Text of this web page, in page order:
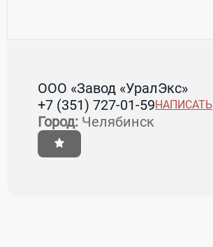
ООО «Завод «УралЭкс»
+7 (351) 727-01-59НАПИСАТЬ
Город: Челябинск